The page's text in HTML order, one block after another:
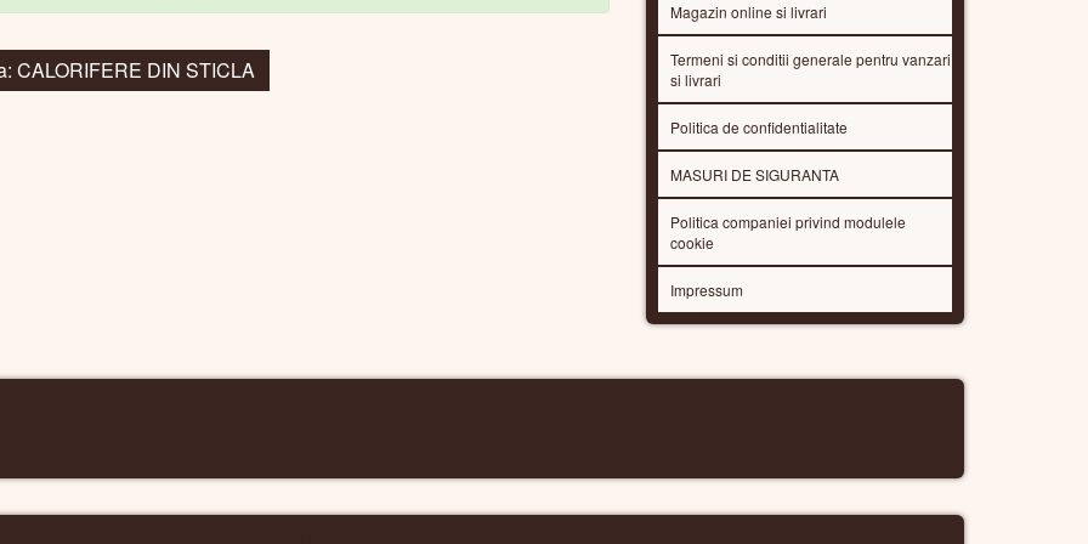
CALORIFERE DIN STICLA
Magazin online si livrari
Termeni si conditii generale pentru vanzari
si livrari
Politica de confidentialitate
MASURI DE SIGURANTA
Politica companiei privind modulele
cookie
Impressum